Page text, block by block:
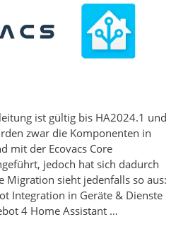
ist gültig bis HA2024.1 und
zwar die Komponenten in
mit der Ecovacs Core
jedoch hat sich dadurch
Migration sieht jedenfalls so aus:
Integration in Geräte & Dienste
4 Home Assistant …